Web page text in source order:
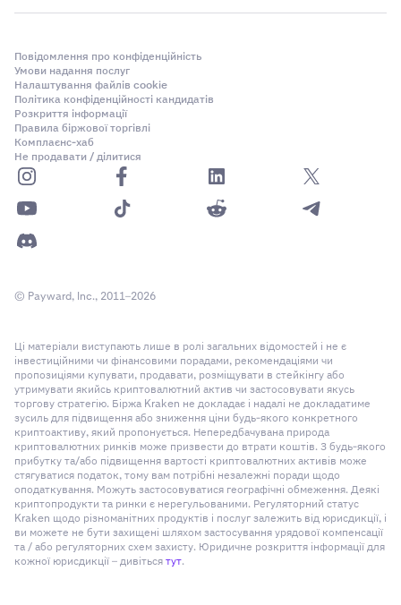
Повідомлення про конфіденційність
Умови надання послуг
Налаштування файлів cookie
Політика конфіденційності кандидатів
Розкриття інформації
Правила біржової торгівлі
Комплаєнс-хаб
Не продавати / ділитися
© Payward, Inc., 2011–2026
Ці матеріали виступають лише в ролі загальних відомостей і не є
інвестиційними чи фінансовими порадами, рекомендаціями чи
пропозиціями купувати, продавати, розміщувати в стейкінгу або
утримувати якийсь криптовалютний актив чи застосовувати якусь
торгову стратегію. Біржа Kraken не докладає і надалі не докладатиме
зусиль для підвищення або зниження ціни будь-якого конкретного
криптоактиву, який пропонується. Непередбачувана природа
криптовалютних ринків може призвести до втрати коштів. З будь-якого
прибутку та/або підвищення вартості криптовалютних активів може
стягуватися податок, тому вам потрібні незалежні поради щодо
оподаткування. Можуть застосовуватися географічні обмеження. Деякі
криптопродукти та ринки є нерегульованими. Регуляторний статус
Kraken щодо різноманітних продуктів і послуг залежить від юрисдикції, і
ви можете не бути захищені шляхом застосування урядової компенсації
та / або регуляторних схем захисту. Юридичне розкриття інформації для
кожної юрисдикції – дивітьсятут.